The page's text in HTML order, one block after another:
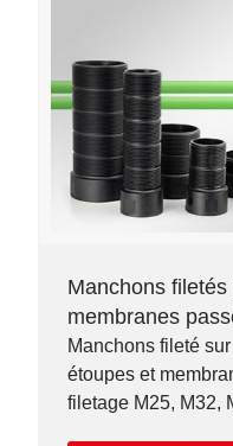
Manchons
membranes
M50 / M63
Manchons fileté
étoupes et
filetage M25, M32,